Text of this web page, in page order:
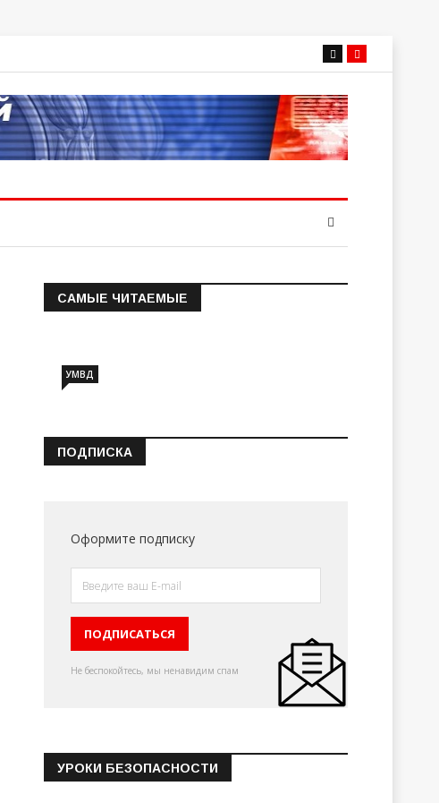
САМЫЕ ЧИТАЕМЫЕ
Информация о состоянии
УМВД
ПОДПИСКА
Оформите подписку
Не беспокойтесь, мы ненавидим спам
УРОКИ БЕЗОПАСНОСТИ